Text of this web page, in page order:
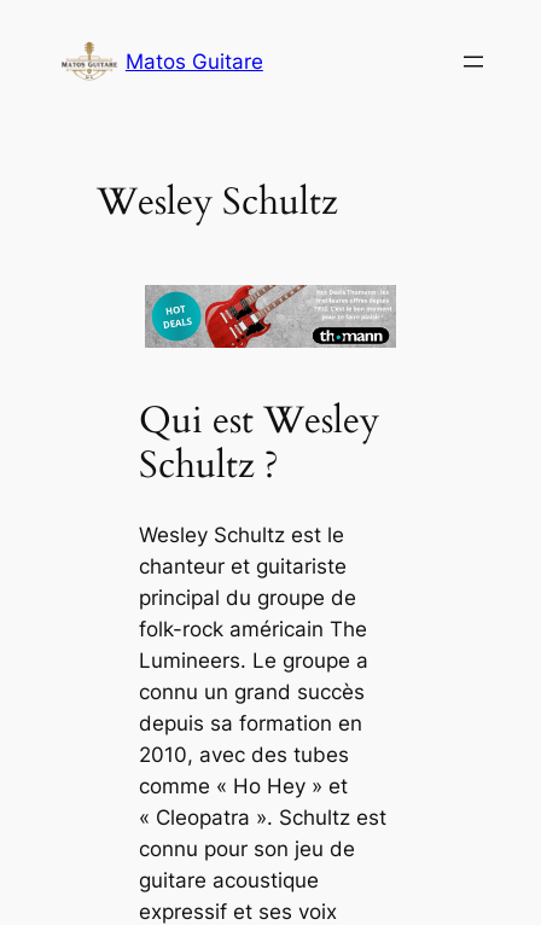
contenu
Matos Guitare
Wesley Schultz
Qui est Wesley
Schultz ?
Wesley Schultz est le
chanteur et guitariste
principal du groupe de
folk-rock américain The
Lumineers. Le groupe a
connu un grand succès
depuis sa formation en
2010, avec des tubes
comme « Ho Hey » et
« Cleopatra ». Schultz est
connu pour son jeu de
guitare acoustique
expressif et ses voix